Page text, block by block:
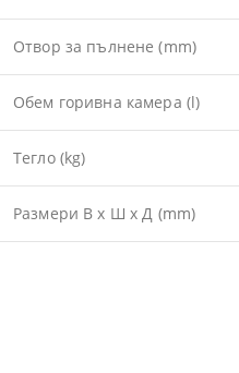
Отвор за пълнене (mm)
Обем горивна камера (l)
Тегло (kg)
Размери В x Ш x Д (mm)